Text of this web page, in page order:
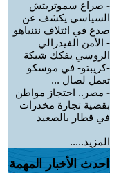
- صراع سموتريتش
السياسي يكشف عن
صدع في ائتلاف نتنياهو
- الأمن الفيدرالي
الروسي يفكك شبكة
-كريبتو- في موسكو
تعمل لصال ...
- مصر.. احتجاز مواطن
بقضية تجارة مخدرات
في قطار بالصعيد
المزيد.....
احدث الأخبار المهمة